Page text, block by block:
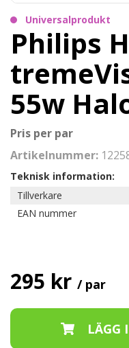
Universalprodukt
Philips
55w
Pris per par
Artikelnummer:
Teknisk information:
Tillverkare
EAN nummer
295 kr / par